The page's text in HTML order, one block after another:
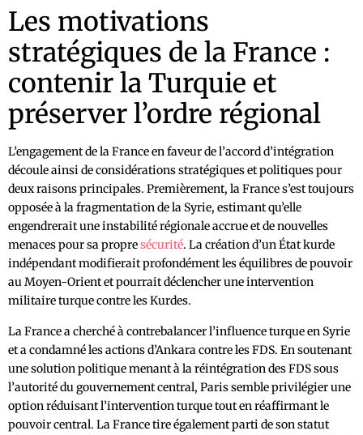
Les motivations
stratégiques de la France :
contenir la Turquie et
préserver l’ordre régional
L’engagement de la France en faveur de l’accord d’intégration
découle ainsi de considérations stratégiques et politiques pour
deux raisons principales. Premièrement, la France s’est toujours
opposée à la fragmentation de la Syrie, estimant qu’elle
engendrerait une instabilité régionale accrue et de nouvelles
menaces pour sa propresécurité. La création d’un État kurde
indépendant modifierait profondément les équilibres de pouvoir
au Moyen-Orient et pourrait déclencher une intervention
militaire turque contre les Kurdes.
La France a cherché à contrebalancer l’influence turque en Syrie
et a condamné les actions d’Ankara contre les FDS. En soutenant
une solution politique menant à la réintégration des FDS sous
l’autorité du gouvernement central, Paris semble privilégier une
option réduisant l’intervention turque tout en réaffirmant le
pouvoir central. La France tire également parti de son statut